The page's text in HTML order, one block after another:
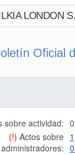
LONDON
Oficial
sobre actividad: 0
(!) Actos sobre
administradores: